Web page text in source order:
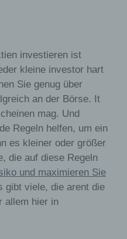
investieren ist
kleine investor hart
Sie genug über
an der Börse. It
mag. Und
Regeln helfen, um ein
es kleiner oder größer
die auf diese Regeln
und maximieren Sie
gibt viele, die arent die
allem hier in
in den Mitgliedstaaten der
/ LocalStorage
teilweise so genannte
SessionStorage. Dies dient
effektiver und
Storage und SessionStorage
ihr Browser Daten auf
Gerät abspeichert.
über einen
abgelegt
die Verwendung von
SessionStorage durch
Ihrem Browser verhindern.